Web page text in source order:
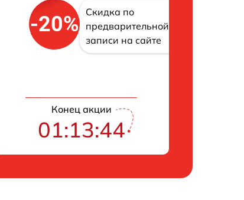
-20%
Скидка по
предварительной
записи на сайте
Конец акции
01:13:42